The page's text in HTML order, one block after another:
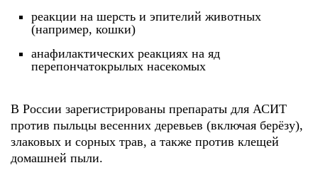
реакции на шерсть и эпителий животных
(например, кошки)
анафилактических реакциях на яд
перепончатокрылых насекомых
В России зарегистрированы препараты для АСИТ
против пыльцы весенних деревьев (включая берёзу),
злаковых и сорных трав, а также против клещей
домашней пыли.